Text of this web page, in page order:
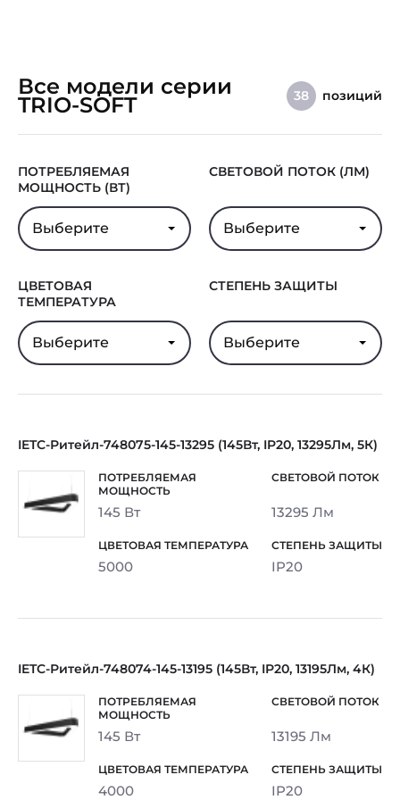
Все модели серии
TRIO-SOFT 38 позиций
ПОТРЕБЛЯЕМАЯ
МОЩНОСТЬ (ВТ)
Выберите
СВЕТОВОЙ ПОТОК (ЛМ)
Выберите
ЦВЕТОВАЯ
ТЕМПЕРАТУРА
Выберите
СТЕПЕНЬ ЗАЩИТЫ
Выберите
IETC-Ритейл-748075-145-13295 (145Вт, IP20, 13295Лм, 5К)
145 Вт 13295 Лм
5000 IP20
IETC-Ритейл-748074-145-13195 (145Вт, IP20, 13195Лм, 4К)
145 Вт 13195 Лм
4000 IP20